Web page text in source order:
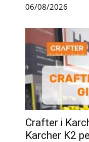
06/08/2026
Crafter i
Karcher K2